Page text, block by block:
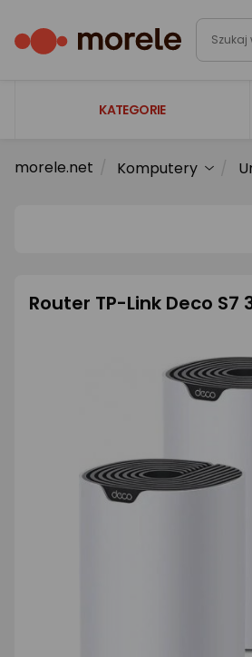
KATEGORIE
Laptopy
Smartfony i smartwatche
Dom i ogród
Biuro i firma
morele.net Komputery
Router TP-Link Deco S7